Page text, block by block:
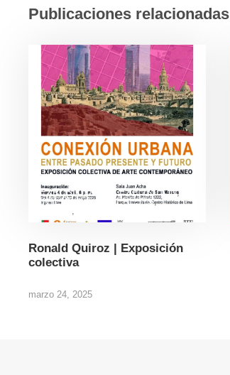
Publicaciones relacionadas
EXPOSICIONES / EXPOSITION,
INTERESES / INTERESTS,
Ronald Quiroz | Exposición
colectiva
marzo 24, 2025